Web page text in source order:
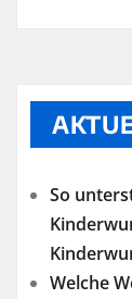
So
Welche